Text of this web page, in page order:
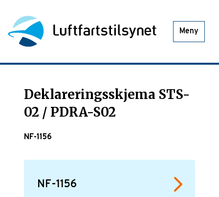
Meny
Deklareringsskjema STS-
02 / PDRA-S02
NF-1156
NF-1156